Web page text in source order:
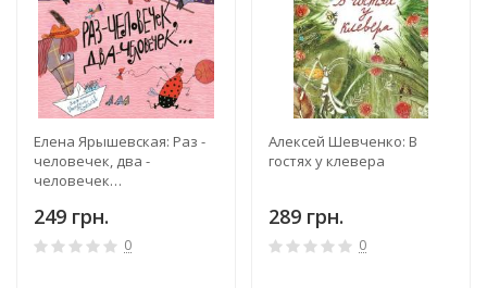
Елена Ярышевская: Раз -
человечек, два -
человечек…
249 грн.
0
Алексей Шевченко: В
гостях у клевера
289 грн.
0